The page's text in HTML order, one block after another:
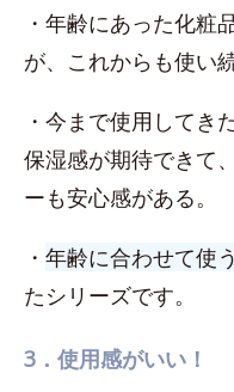
・年齢にあった化粧
が、これからも使い
・今まで使用してき
保湿感が期待できて
ーも安心感がある。
・ 年齢に合わせて使
たシリーズです。
3．使用感がいい！